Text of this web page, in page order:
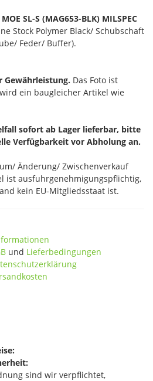
SL-S (MAG653-BLK) MILSPEC
Stock Polymer Black/ Schubschaft
Feder/ Buffer).
Gewährleistung. Das Foto ist
ein baugleicher Artikel wie
sofort ab Lager lieferbar, bitte
Verfügbarkeit vor Abholung an.
Änderung/ Zwischenverkauf
ist ausfuhrgenehmigungspflichtig,
kein EU-Mitgliedsstaat ist.
und Lieferbedingungen
sind wir verpflichtet,